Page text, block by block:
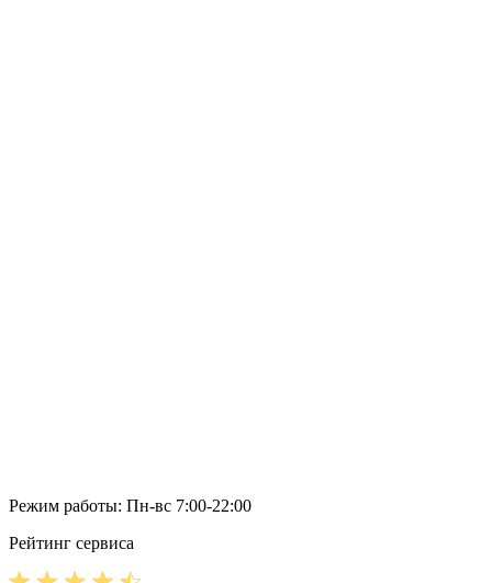
Режим работы: Пн-вс 7:00-22:00
Рейтинг сервиса